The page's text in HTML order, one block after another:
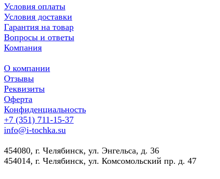
Условия оплаты
Условия доставки
Гарантия на товар
Вопросы и ответы
Компания
О компании
Отзывы
Реквизиты
Оферта
Конфиденциальность
+7 (351) 711-15-37
info@i-tochka.su
​454080, г. Челябинск, ул. Энгельса, д. 36
454014, г. Челябинск, ул. Комсомольский пр. д. 47